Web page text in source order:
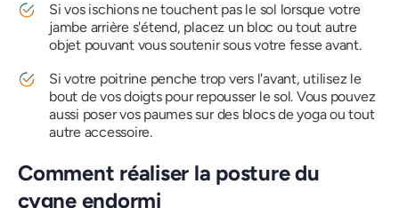
Si vos ischions ne touchent pas le sol lorsque votre
jambe arrière s'étend, placez un bloc ou tout autre
objet pouvant vous soutenir sous votre fesse avant.
Si votre poitrine penche trop vers l'avant, utilisez le
bout de vos doigts pour repousser le sol. Vous pouvez
aussi poser vos paumes sur des blocs de yoga ou tout
autre accessoire.
Comment réaliser la posture du
cygne endormi